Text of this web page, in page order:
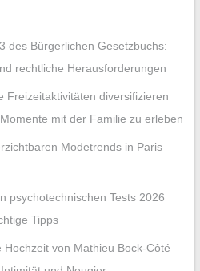
des Bürgerlichen Gesetzbuchs:
rechtliche Herausforderungen
Freizeitaktivitäten diversifizieren
mit der Familie zu erleben
Modetrends in Paris
psychotechnischen Tests 2026
Tipps
von Mathieu Bock-Côté